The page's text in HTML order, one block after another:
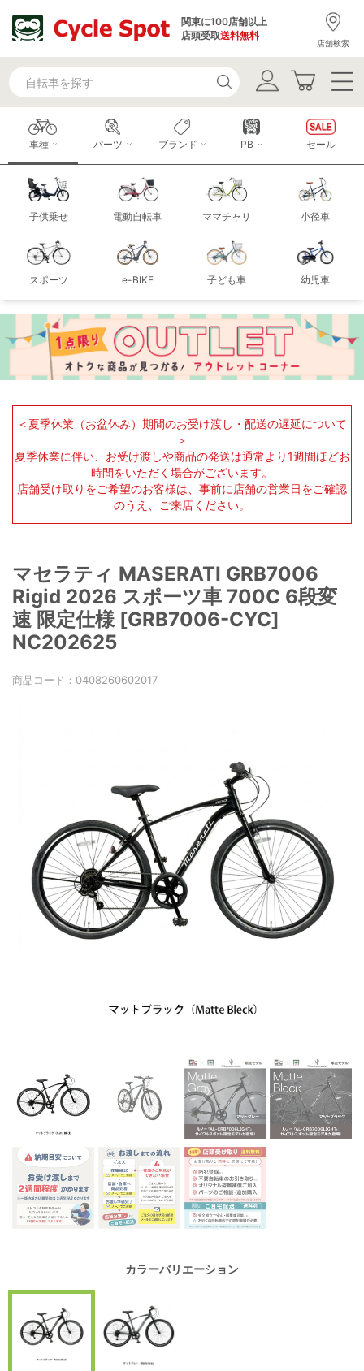
関東に100店舗以上
店頭受取送料無料
店舗検索
車種
子供乗せ 電動自転車 ママチャリ 小径車
スポーツ e-BIKE 子ども車 幼児車
パーツ ブランド PB セール
＜夏季休業（お盆休み）期間のお受け渡し・配送の遅延について
＞
夏季休業に伴い、お受け渡しや商品の発送は通常より1週間ほどお
時間をいただく場合がございます。
店舗受け取りをご希望のお客様は、事前に店舗の営業日をご確認
のうえ、ご来店ください。
マセラティ MASERATI GRB7006
Rigid 2026 スポーツ車 700C 6段変
速 限定仕様 [GRB7006-CYC]
NC202625
商品コード： 0408260602017
カラーバリエーション